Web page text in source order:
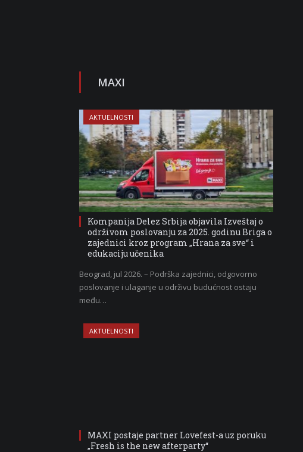
MAXI
AKTUELNOSTI
Kompanija Delez Srbija objavila Izveštaj o
održivom poslovanju za 2025. godinu Briga o
zajednici kroz program „Hrana za sve“ i
edukaciju učenika
Beograd, jul 2026. – Podrška zajednici, odgovorno
poslovanje i ulaganje u održivu budućnost ostaju
među…
AKTUELNOSTI
MAXI postaje partner Lovefest-a uz poruku
„Fresh is the new afterparty“